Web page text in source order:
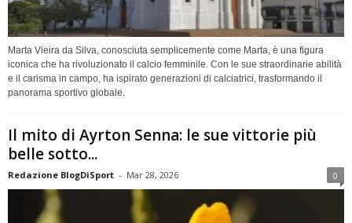
Marta Vieira da Silva, conosciuta semplicemente come Marta, è una figura
iconica che ha rivoluzionato il calcio femminile. Con le sue straordinarie abilità
e il carisma in campo, ha ispirato generazioni di calciatrici, trasformando il
panorama sportivo globale.
Il mito di Ayrton Senna: le sue vittorie più
belle sotto...
Redazione BlogDiSport - Mar 28, 2026 0